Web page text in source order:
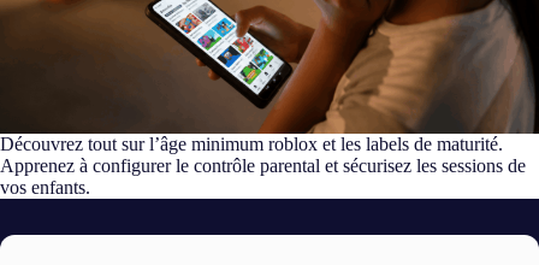
Découvrez tout sur l’âge minimum roblox et les labels de maturité.
Apprenez à configurer le contrôle parental et sécurisez les sessions de
vos enfants.